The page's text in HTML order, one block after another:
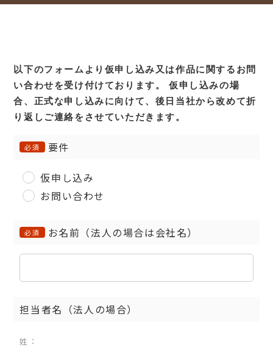
以下のフォームより仮申し込み又は作品に関するお問
い合わせを受け付けております。
仮申し込みの場
合、正式な申し込みに向けて、後日当社から改めて折
り返しご連絡をさせていただきます。
必須 要件
仮申し込み
お問い合わせ
必須 お名前（法人の場合は会社名）
担当者名（法人の場合）
姓：